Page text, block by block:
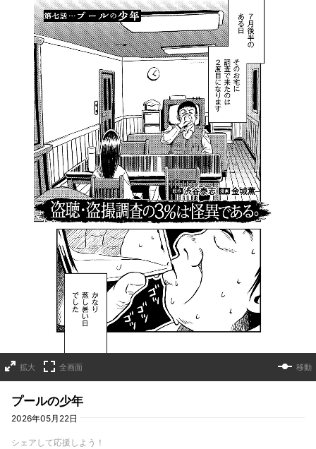
拡大 全画面 移動
プールの少年
2026年05月22日
シェアして応援しよう！